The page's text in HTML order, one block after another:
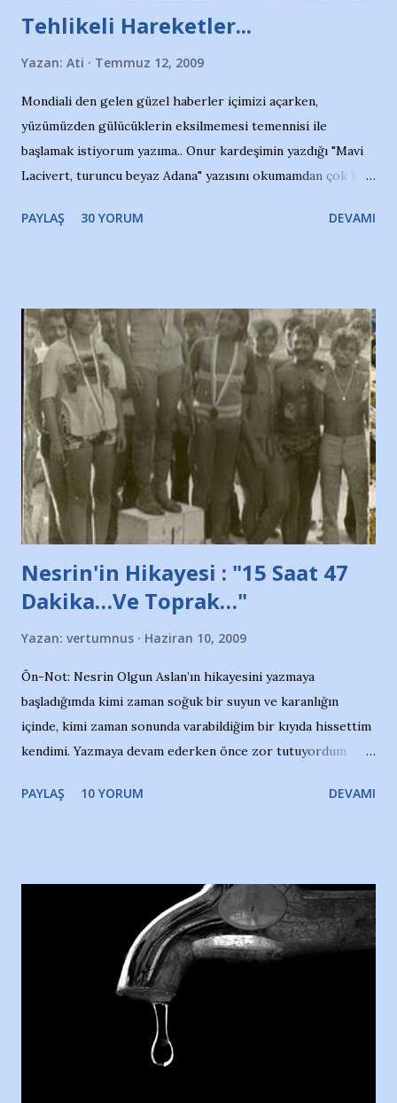
Tehlikeli Hareketler...
Yazan: Ati Temmuz 12, 2009
Mondiali den gelen güzel haberler içimizi açarken,
yüzümüzden gülücüklerin eksilmemesi temennisi ile
başlamak istiyorum yazıma.. Onur kardeşimin yazdığı "Mavi
Lacivert, turuncu beyaz Adana" yazısını okumamdan çok kısa
irkildim.. "Bursasporlu taraftarlar, İstanbul takımlarının
ve ürünlerini Bursa şehrinde görmek istemediklerini bir
protesto eylemiyle açıkladıklarını bildiriyordu.. Bu grup
adına açıklama yapan şahsı muhterem(!) ''Açık ve net olarak
söylüyoruz. Bu son uyarımızdır. Bunun yanısıra, bu takımlara
ait tanıtıcı ilanların asılmasına izin veren Bursa Büyükşehir
Belediyesi ile mağazaların bulunduğu alışveriş merkezlerini
de kınıyoruz'' diye de eklemiş .. Blogumuzda okuduğum bu
yazının hemen ardından bu habe...
PAYLAŞ 30 YORUM DEVAMI
Nesrin'in Hikayesi : "15 Saat 47
Dakika…Ve Toprak…"
Yazan: vertumnus Haziran 10, 2009
Ön-Not: Nesrin Olgun Aslan’ın hikayesini yazmaya
başladığımda kimi zaman soğuk bir suyun ve karanlığın
içinde, kimi zaman sonunda varabildiğim bir kıyıda hissettim
kendimi. Yazmaya devam ederken önce zor tutuyordum
Yazımı, ağlayarak bitirebildim ancak…Kendisinin web
Nesrin’in Hikayesi’ne başlıyorum… 1964 Adana Yüzme
havuzunun kenarında 7 yaşında kara kuru bir kız çocuğu
duruyor. Havuzun içinde Adana Demirspor Kulübü
yüzücüleri. Erkekler çoğunlukta. Küçük kız etrafına bakıyor.
Sadece 4 kız çocuğu var. Nesrin, Adana Demirspor’un 4
kızından biri oluyor o gün…Giriyor havuza. 1973 – 1975
Adana Nesrin, 16 yaşında. Yüzüyor. 7 yaşında girdiği
PAYLAŞ 10 YORUM DEVAMI